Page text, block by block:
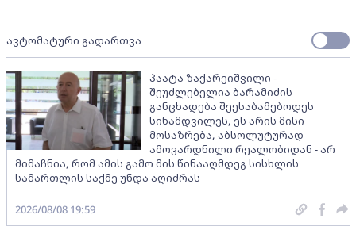
ავტომატური გადართვა
პაატა ზაქარეიშვილი -
შეუძლებელია ბარამიძის
განცხადება შეესაბამებოდეს
სინამდვილეს, ეს არის მისი
მოსაზრება, აბსოლუტურად
ამოვარდნილი რეალობიდან - არ
მიმაჩნია, რომ ამის გამო მის წინააღმდეგ სისხლის
სამართლის საქმე უნდა აღიძრას
2026/08/08 19:59